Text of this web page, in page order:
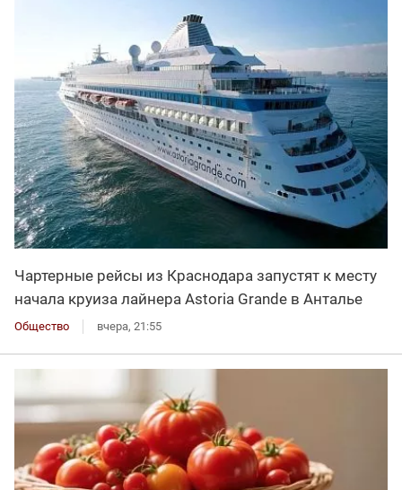
Чартерные рейсы из Краснодара запустят к месту
начала круиза лайнера Astoria Grande в Анталье
Общество вчера, 21:55